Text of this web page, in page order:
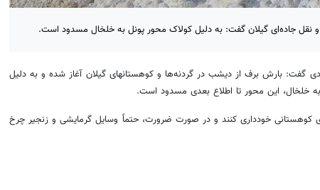
جاده‌ای گیلان گفت: به دلیل کولاک محور پونل به خلخال مسدود است.
گفت: بارش برف از دیشب در گردنه‌ها وکوهستانهای گیلان آغاز شده و به دلیل
به خلخال، این محور تا اطلاع بعدی مسدود است.
کوهستانی خودداری کنند و در صورت ضرورت، حتماً وسایل گرمایشی و زنجیر چرخ